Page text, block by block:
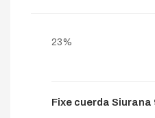
23%
Fixe cuerda Siurana